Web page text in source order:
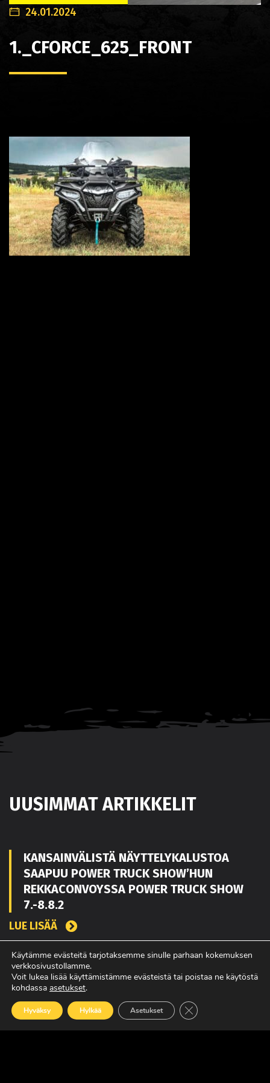
24.01.2024
1._CFORCE_625_FRONT
UUSIMMAT ARTIKKELIT
KANSAINVÄLISTÄ NÄYTTELYKALUSTOA
SAAPUU POWER TRUCK SHOW’HUN
REKKACONVOYSSA POWER TRUCK SHOW
7.-8.8.2
LUE LISÄÄ
TOUKO KAAKKO VAHVISTAMAAN MATEKON
MYYNTIÄ PIRKANMAALLA
LUE LISÄÄ
Käytämme evästeitä tarjotaksemme sinulle parhaan kokemuksen
verkkosivustollamme.
Voit lukea lisää käyttämistämme evästeistä tai poistaa ne käytöstä
kohdassa asetukset.
Hyväksy Hylkää Asetukset Sulje evästebanneri